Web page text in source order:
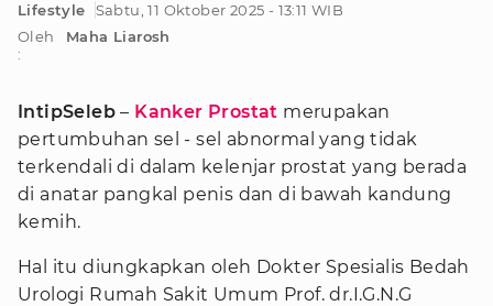
Lifestyle
Sabtu, 11 Oktober 2025 - 13:11 WIB
Oleh
:
Maha Liarosh
IntipSeleb – Kanker Prostat merupakan
pertumbuhan sel - sel abnormal yang tidak
terkendali di dalam kelenjar prostat yang berada
di anatar pangkal penis dan di bawah kandung
kemih.
Hal itu diungkapkan oleh Dokter Spesialis Bedah
Urologi Rumah Sakit Umum Prof. dr.I.G.N.G